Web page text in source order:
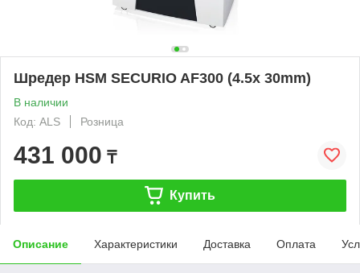
Шредер HSM SECURIO AF300 (4.5x 30mm)
В наличии
Код: ALS
Розница
431 000 ₸
Купить
Описание Характеристики Доставка Оплата